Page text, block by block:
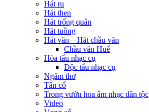
Hát ru
Hát then
Hát trống quân
Hát tuồng
Hát văn – Hát chầu văn
Chầu văn Huế
Hòa tấu nhạc cụ
Độc tấu nhạc cụ
Ngâm thơ
Tân cổ
Trong vườn hoa âm nhạc dân tộc
Video